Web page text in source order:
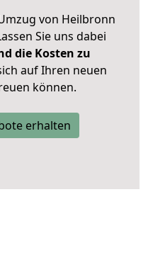
von Heilbronn
Sie uns dabei
die Kosten zu
auf Ihren neuen
können.
erhalten